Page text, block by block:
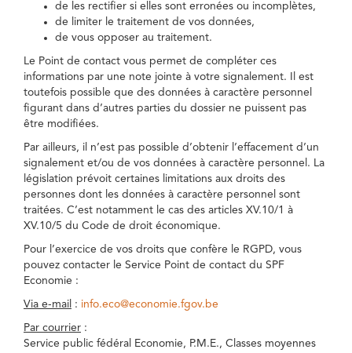
de les rectifier si elles sont erronées ou incomplètes,
de limiter le traitement de vos données,
de vous opposer au traitement.
Le Point de contact vous permet de compléter ces
informations par une note jointe à votre signalement. Il est
toutefois possible que des données à caractère personnel
figurant dans d’autres parties du dossier ne puissent pas
être modifiées.
Par ailleurs, il n’est pas possible d’obtenir l’effacement d’un
signalement et/ou de vos données à caractère personnel. La
législation prévoit certaines limitations aux droits des
personnes dont les données à caractère personnel sont
traitées. C’est notamment le cas des articles XV.10/1 à
XV.10/5 du Code de droit économique.
Pour l’exercice de vos droits que confère le RGPD, vous
pouvez contacter le Service Point de contact du SPF
Economie :
Via e-mail : info.eco@economie.fgov.be
Par courrier :
Service public fédéral Economie, P.M.E., Classes moyennes